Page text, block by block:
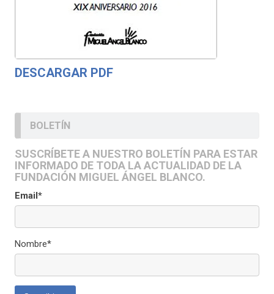
DESCARGAR PDF
BOLETÍN
SUSCRÍBETE A NUESTRO BOLETÍN PARA ESTAR
INFORMADO DE TODA LA ACTUALIDAD DE LA
FUNDACIÓN MIGUEL ÁNGEL BLANCO.
Email*
Nombre*